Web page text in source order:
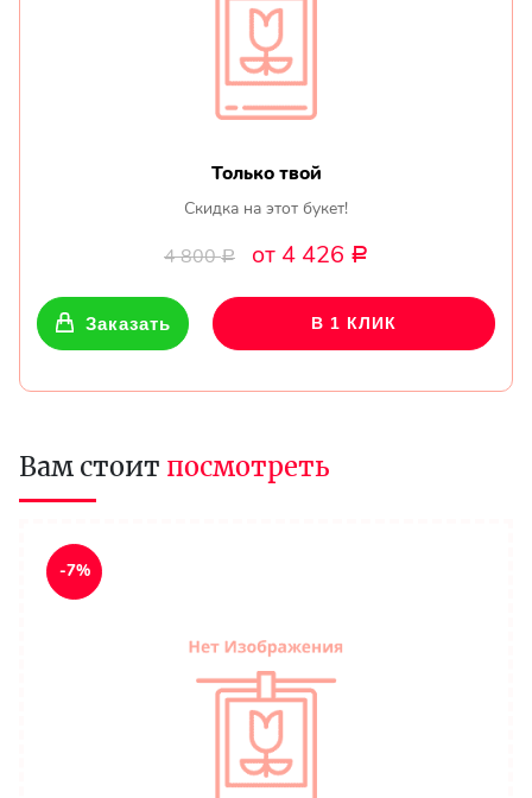
Только твой
Скидка на этот букет!
4 800Р от 4 426 Р
Заказать В 1 КЛИК
Вам стоит посмотреть
-7%